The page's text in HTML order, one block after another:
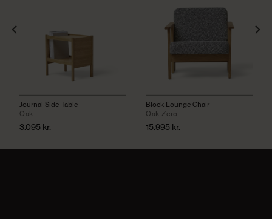
Journal Side Table
Oak
3.095kr.
Block Lounge Chair
Oak Zero
15.995kr.